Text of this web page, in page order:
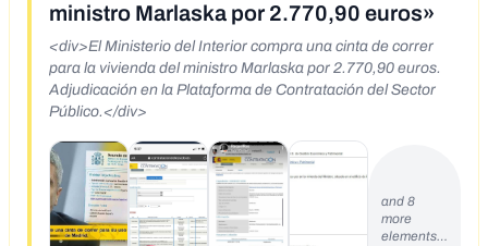
ministro Marlaska por 2.770,90 euros»
<div>El Ministerio del Interior compra una cinta de correr
para la vivienda del ministro Marlaska por 2.770,90 euros.
Adjudicación en la Plataforma de Contratación del Sector
Público.</div>
and 8
more
elements…